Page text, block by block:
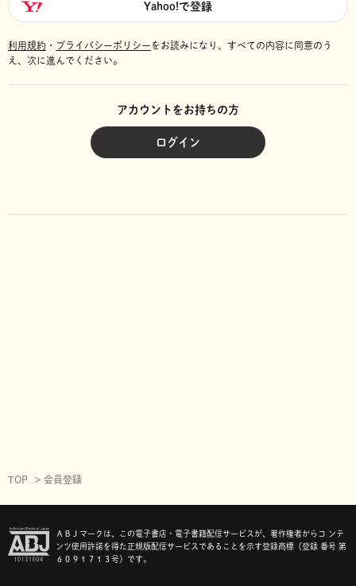
Yahoo!で登録
利用規約 ・ プライバシーポリシーをお読みになり、 すべての内容に同意のう
え、次に進んでください。
アカウントをお持ちの方
ログイン
TOP 会員登録
ＡＢＪマークは、この電子書店・電子書籍配信サービスが、著作権者からコ ンテ
ンツ使用許諾を得た正規版配信サービスであることを示す登録商標（登録 番号 第
６０９１７１３号）です。